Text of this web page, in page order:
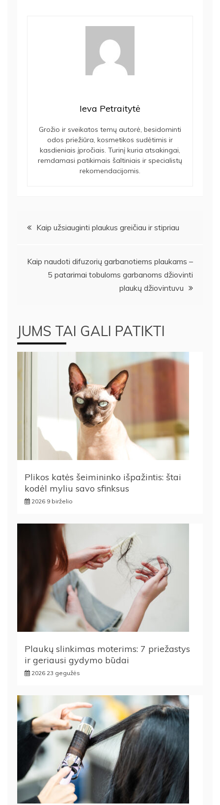
Ieva Petraitytė
Grožio ir sveikatos temų autorė, besidominti
odos priežiūra, kosmetikos sudėtimis ir
kasdieniais įpročiais. Turinį kuria atsakingai,
remdamasi patikimais šaltiniais ir specialistų
rekomendacijomis.
Navigacija
Kaip užsiauginti plaukus greičiau ir stipriau
Kaip naudoti difuzorių garbanotiems plaukams –
5 patarimai tobuloms garbanoms džiovinti
plaukų džiovintuvu
JUMS TAI GALI PATIKTI
Plikos katės šeimininko išpažintis: štai
kodėl myliu savo sfinksus
2026 9 birželio
Plaukų slinkimas moterims: 7 priežastys
ir geriausi gydymo būdai
2026 23 gegužės